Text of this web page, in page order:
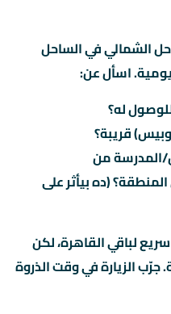
الشمالي في الساحل
اسأل عن:
له؟
قريبة؟
المدرسة من
(ده بيأثر على
لباقي القاهرة، لكن
الزيارة في وقت الذروة